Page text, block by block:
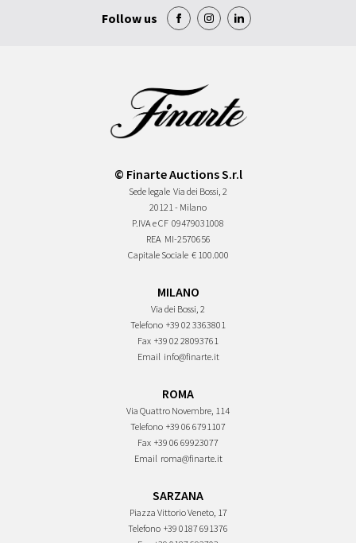
Follow us
© Finarte Auctions S.r.l
Sede legale Via dei Bossi, 2
20121 - Milano
P.IVA e CF 09479031008
REA MI-2570656
Capitale Sociale € 100.000
MILANO
Via dei Bossi, 2
Telefono +39 02 3363801
Fax +39 02 28093761
Email info@finarte.it
ROMA
Via Quattro Novembre, 114
Telefono +39 06 6791107
Fax +39 06 69923077
Email roma@finarte.it
SARZANA
Piazza Vittorio Veneto, 17
Telefono +39 0187 691376